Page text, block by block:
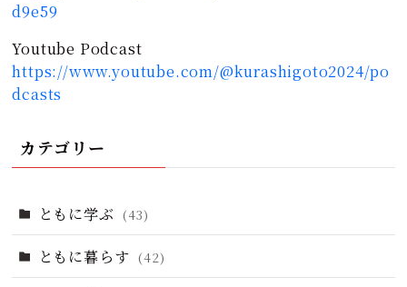
d9e59
Youtube Podcast
https://www.youtube.com/@kurashigoto2024/po
dcasts
カテゴリー
ともに学ぶ (43)
ともに暮らす (42)